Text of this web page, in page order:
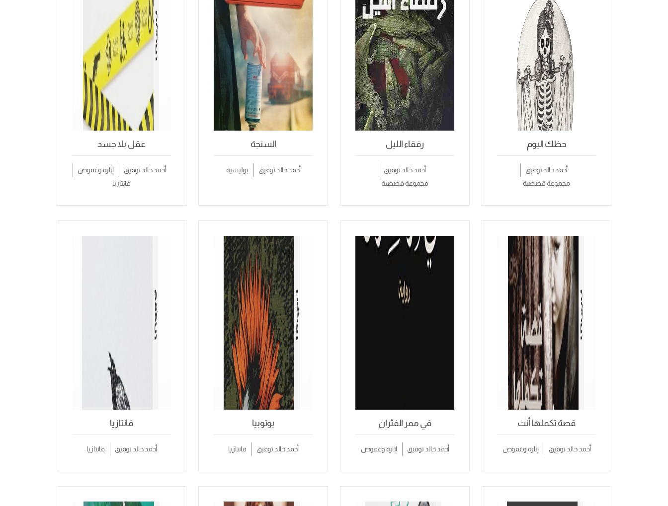
حظك اليوم
أحمد خالد توفيق
مجموعة قصصية
رفقاء الليل
أحمد خالد توفيق
مجموعة قصصية
السنجة
أحمد خالد توفيق بوليسية
عقل بلا جسد
أحمد خالد توفيق
إثارة وغموض
فانتازيا
قصة تكملها أنت
أحمد خالد توفيق إثارة وغموض
في ممر الفئران
أحمد خالد توفيق إثارة وغموض
يوتوبيا
أحمد خالد توفيق فانتازيا
فانتازيا
أحمد خالد توفيق فانتازيا